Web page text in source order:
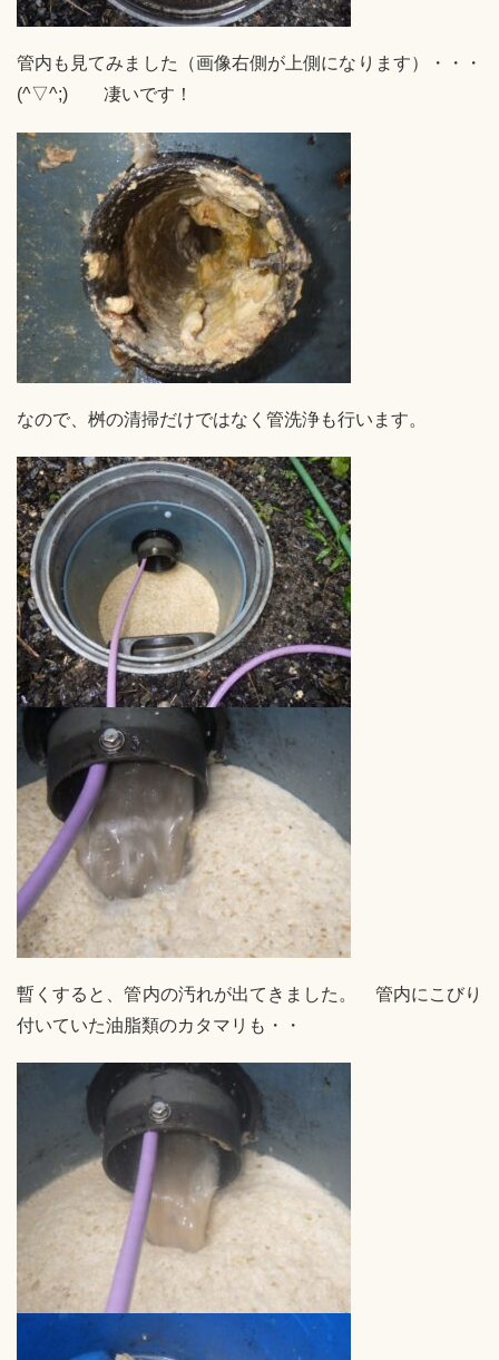
管内も見てみました（画像右側が上側になります）・・・
(^▽^;) 凄いです！
なので、桝の清掃だけではなく管洗浄も行います。
暫くすると、管内の汚れが出てきました。 管内にこびり
付いていた油脂類のカタマリも・・